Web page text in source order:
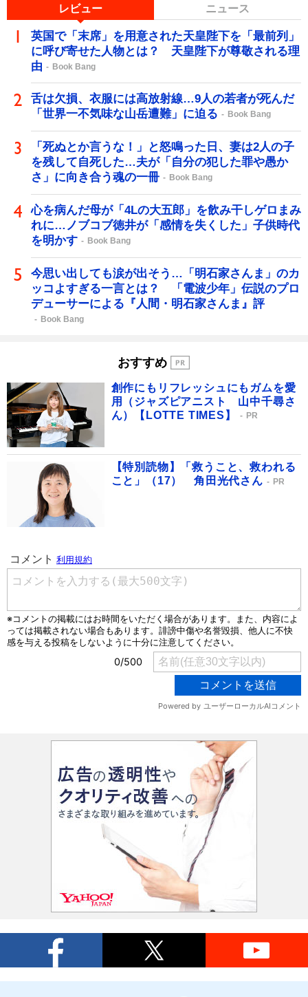
レビュー ニュース
英国で「末席」を用意された天皇陛下を「最前列」
に呼び寄せた人物とは？ 天皇陛下が尊敬される理
由
Book Bang
舌は欠損、衣服には高放射線…9人の若者が死んだ
「世界一不気味な山岳遭難」に迫る
Book Bang
「死ぬとか言うな！」と怒鳴った日、妻は2人の子
を残して自死した…夫が「自分の犯した罪や愚か
さ」に向き合う魂の一冊
Book Bang
心を病んだ母が「4Lの大五郎」を飲み干しゲロまみ
れに…ノブコブ徳井が「感情を失くした」子供時代
を明かす
Book Bang
今思い出しても涙が出そう…「明石家さんま」のカ
ッコよすぎる一言とは？ 「電波少年」伝説のプロ
デューサーによる『人間・明石家さんま』評
Book Bang
おすすめ
創作にもリフレッシュにもガムを愛
用（ジャズピアニスト 山中千尋さ
ん）【LOTTE TIMES】
PR
【特別読物】「救うこと、救われる
こと」（17） 角田光代さん
PR